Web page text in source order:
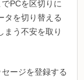
PCを区切りに
タを切り替える
まう不安を取り
ージを登録する